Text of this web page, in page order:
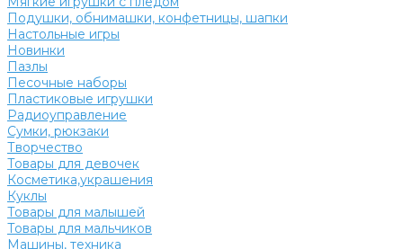
Подушки, обнимашки, конфетницы, шапки
Настольные игры
Новинки
Пазлы
Песочные наборы
Пластиковые игрушки
Радиоуправление
Сумки, рюкзаки
Творчество
Товары для девочек
Косметика,украшения
Куклы
Товары для малышей
Товары для мальчиков
Машины, техника